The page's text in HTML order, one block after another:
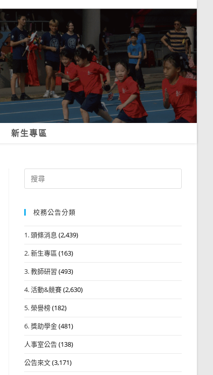
新生專區
Search
for:
校務公告分類
1. 頭條消息 (2,439)
2. 新生專區 (163)
3. 教師研習 (493)
4. 活動&競賽(2,630)
5. 榮譽榜(182)
6. 獎助學金(481)
人事室公告(138)
公告來文(3,171)